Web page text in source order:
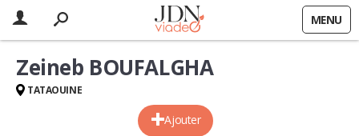
MENU
Ajouter
Zeineb BOUFALGHA
TATAOUINE